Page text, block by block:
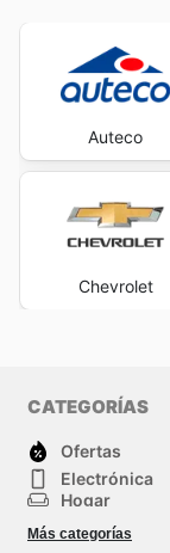
Auteco
Chevrolet
CATEGORÍAS
Ofertas
Electrónica
Hogar
Infancia
Más categorías